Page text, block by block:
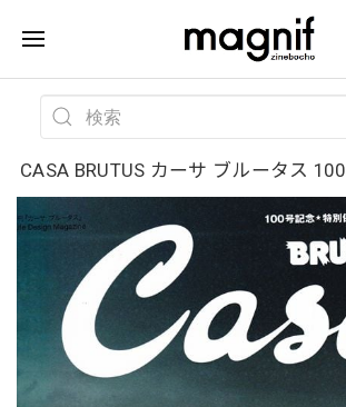
CASA BRUTUS カーサ ブルータス 100